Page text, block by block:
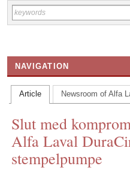
NAVIGATION
HOME
CONTACT US
INS MAIN WEBSITE
ABOUT US
Article Newsroom of Alfa
Slut med
Alfa Laval
stempelpumpe